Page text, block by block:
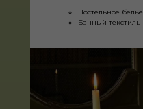
Постельное белье
Банный текстиль